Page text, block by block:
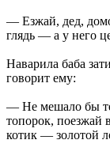
— Езжай, дед,
глядь — а у него
Наварила баба
говорит ему:
— Не мешало бы
топорок, поезжай
котик — золотой